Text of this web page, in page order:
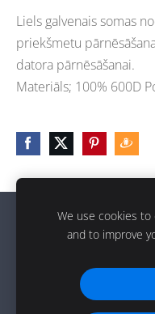
Liels galvenais somas
priekšmetu
datora pārnēsāšanai.
Materiāls; 100% 600D
We use cookies to
and to improve